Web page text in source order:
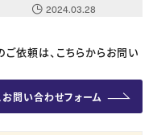
2024.03.28
頼は、こちらからお問い
問い合わせフォーム